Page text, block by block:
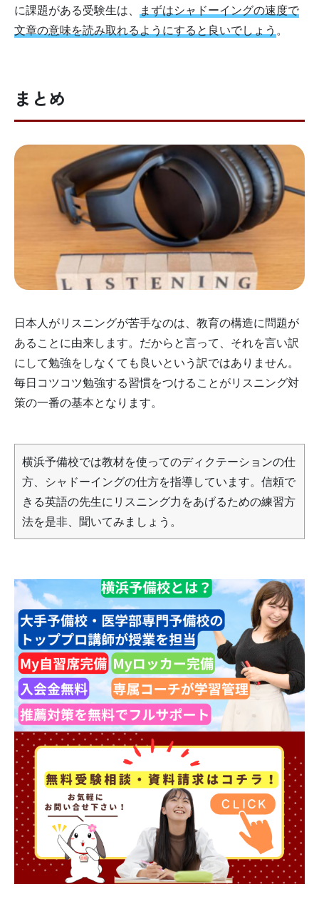
に課題がある受験生は、
まずはシャドーイングの速度で
文章の意味を読み取れるようにすると良いでしょう 。
まとめ
日本人がリスニングが苦手なのは、教育の構造に問題が
あることに由来します。だからと言って、それを言い訳
にして勉強をしなくても良いという訳ではありません。
毎日コツコツ勉強する習慣をつけることがリスニング対
策の一番の基本となります。
横浜予備校では教材を使ってのディクテーションの仕
方、シャドーイングの仕方を指導しています。信頼で
きる英語の先生にリスニング力をあげるための練習方
法を是非、聞いてみましょう。